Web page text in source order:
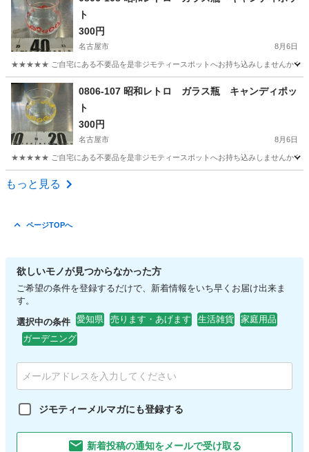
ト
300円
名古屋市 8月6日
★★★★★ ご自宅にある不要品を是非ジモティースポットへお持ち込みしませんか？
愛知 名古屋市 ガラス瓶
0806-107 昭和レトロ ガラス瓶 キャンディポッ
ト
300円
名古屋市 8月6日
★★★★★ ご自宅にある不要品を是非ジモティースポットへお持ち込みしませんか？
愛知 名古屋市
もっと見る
ページTOPへ
欲しいモノが見つからなかった方
ご希望の条件を登録するだけで、新着情報をいち早くお届け出来ま
す。
選択中の条件 愛知県 売ります・あげます 生活雑貨
家庭用品
ガーデニング
ジモティーメルマガにも登録する
新着投稿の通知をメールで受け取る